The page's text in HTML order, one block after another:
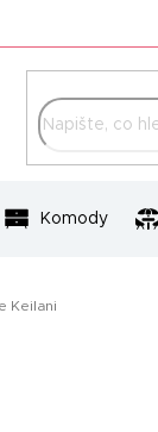
Komody
Keilani